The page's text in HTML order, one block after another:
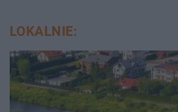
LOKALNIE: